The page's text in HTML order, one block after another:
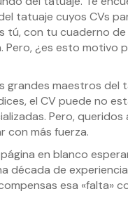
tatuaje cuyos CVs
tú, con tu cuaderno
¿es esto motivo
maestros del
el CV puede no
Pero,
con más fuerza.
en blanco
década de
esa «falta»